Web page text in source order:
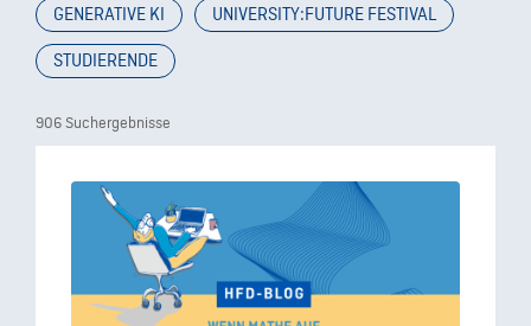
906 Suchergebnisse
GENERATIVE KI
UNIVERSITY:FUTURE FESTIVAL
STUDIERENDE